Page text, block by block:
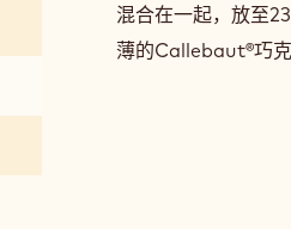
于
制
混合在一起，放至
薄的Callebaut®巧克